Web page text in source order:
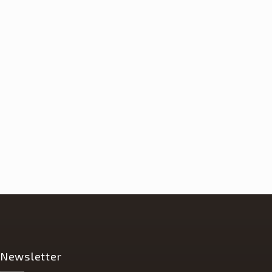
PER TUTTO IL GIORNO.
Newsletter